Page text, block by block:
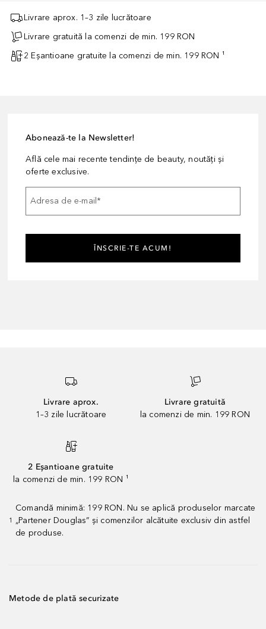
Livrare aprox. 1–3 zile lucrătoare
Livrare gratuită la comenzi de min. 199 RON
2 Eșantioane gratuite la comenzi de min. 199 RON ¹
Abonează-te la Newsletter!
Află cele mai recente tendințe de beauty, noutăți și
oferte exclusive.
Adresa de e-mail*
ÎNSCRIE-TE ACUM!
Livrare aprox.
1–3 zile lucrătoare
Livrare gratuită
la comenzi de min. 199 RON
2 Eșantioane gratuite
la comenzi de min. 199 RON ¹
1
Comandă minimă: 199 RON. Nu se aplică produselor marcate
„Partener Douglas” și comenzilor alcătuite exclusiv din astfel
de produse.
Metode de plată securizate